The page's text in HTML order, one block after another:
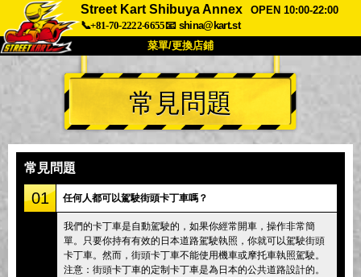
Street Kart Shibuya Annex
OPEN 10:00-22:00
📞+81-70-2222-6655📧 shina@kart.st
菜單/更換店鋪
首頁
關於 規格 價格
公司
更換店鋪
東京品川 #1 東京秋葉原#1
東京秋葉原#2 東京澀谷
東京澀谷附屬 東京灣
常見問題
常見問題
01 任何人都可以駕駛街頭卡丁車嗎？
我們的卡丁車是自動駕駛的，如果你經常開車，操作非常簡
單。只要你持有有效的日本道路駕駛執照，你就可以駕駛街頭
卡丁車。然而，街頭卡丁車不能使用機車或摩托車執照駕駛。
注意：街頭卡丁車的定制卡丁車是為日本的公共道路設計的。